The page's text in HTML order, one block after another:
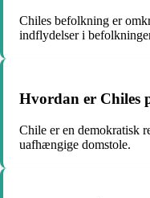
Chiles befolkning er
indflydelser i
Hvordan er Chiles
Chile er en demokratisk
uafhængige domstole.